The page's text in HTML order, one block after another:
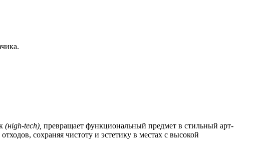
(нigh-tech), превращает функциональный предмет в стильный арт-
сохраняя чистоту и эстетику в местах с высокой